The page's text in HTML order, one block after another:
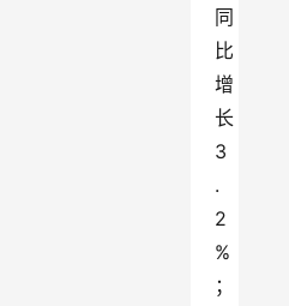
同
比
增
长
3
.
2
%
；